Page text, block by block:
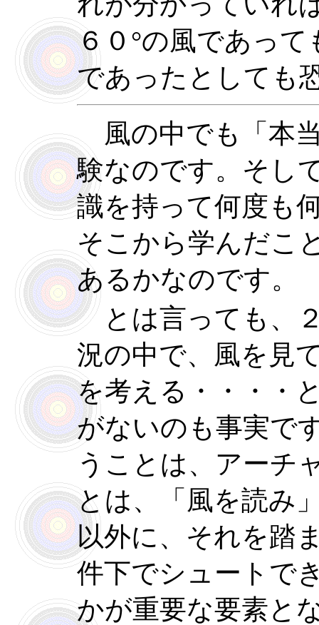
６０°の風であっ
であったとしても
風の中でも「本
験なのです。そし
識を持って何度も
そこから学んだこ
あるかなのです。
とは言っても、
況の中で、風を見
を考える・・・・
がないのも事実で
うことは、アーチ
とは、「風を読み
以外に、それを踏
件下でシュートで
かが重要な要素と